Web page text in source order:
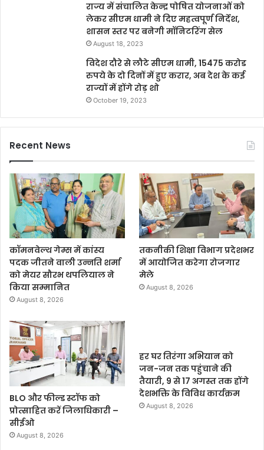
राज्य में संचालित केन्द्र पोषित योजनाओं को
लेकर सीएम धामी ने दिए महत्वपूर्ण निर्देश,
शासन स्तर पर बनेगी मॉनिटरिंग सेल
August 18, 2023
विदेश दौरे से लौटे सीएम धामी, 15475 करोड
रुपये के दो दिनों में हुए करार, अब देश के कई
राज्यों में होंगे रोड़ शो
October 19, 2023
Recent News
कॉमनवेल्थ गेम्स में कांस्य
पदक जीतने वाली उन्नति शर्मा
को मेयर सौरभ थपलियाल ने
किया सम्मानित
August 8, 2026
तकनीकी शिक्षा विभाग प्रदेशभर
में आयोजित करेगा रोजगार
मेले
August 8, 2026
BLO और फील्ड स्टॉफ को
प्रोत्साहित करें जिलाधिकारी –
सीईओ
August 8, 2026
हर घर तिरंगा अभियान को
जन-जन तक पहुंचाने की
तैयारी, 9 से 17 अगस्त तक होंगे
देशभक्ति के विविध कार्यक्रम
August 8, 2026